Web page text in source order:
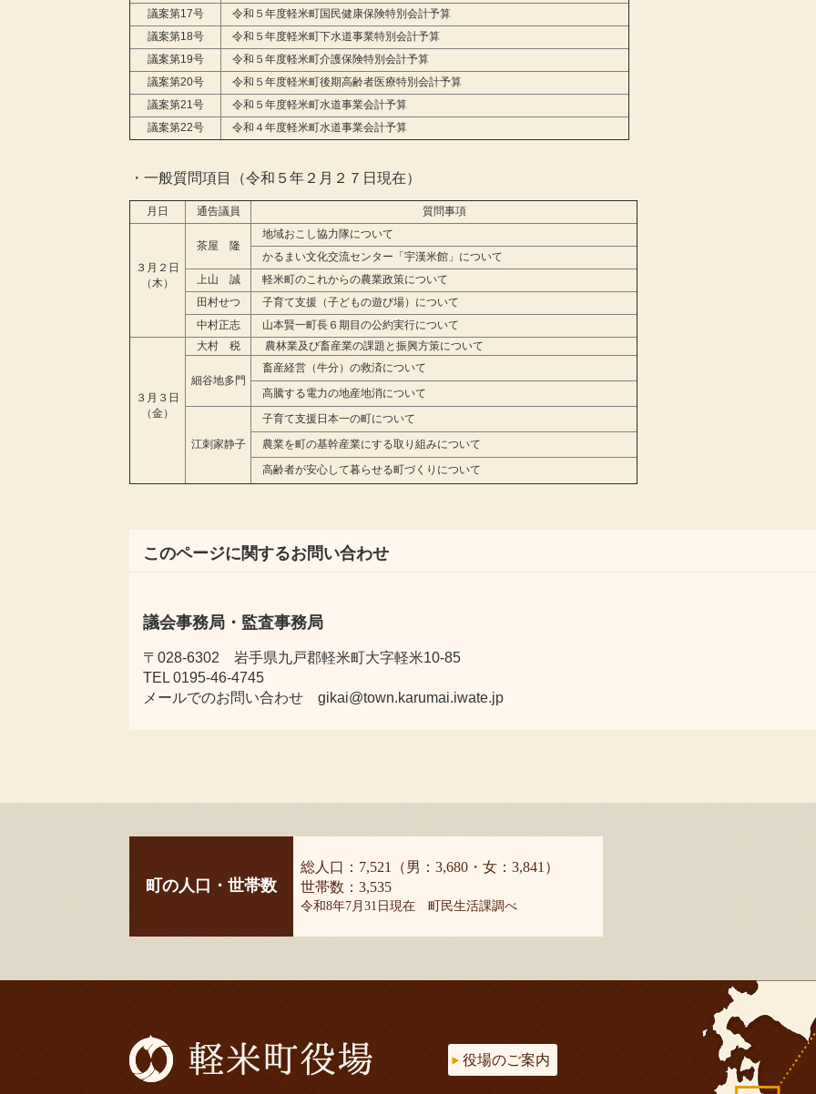
議案第17号
令和５年度軽米町国民健康保険特別会計予算
議案第18号
令和５年度軽米町下水道事業特別会計予算
議案第19号
令和５年度軽米町介護保険特別会計予算
議案第20号
令和５年度軽米町後期高齢者医療特別会計予算
議案第21号
令和５年度軽米町水道事業会計予算
議案第22号
令和４年度軽米町水道事業会計予算
・一般質問項目（令和５年２月２７日現在）
月日 通告議員 質問事項
３月２日
（木）
茶屋 隆
地域おこし協力隊について
かるまい文化交流センター「宇漢米館」について
上山 誠
軽米町のこれからの農業政策について
田村せつ
子育て支援（子どもの遊び場）について
中村正志
山本賢一町長６期目の公約実行について
３月３日
（金）
大村 税 農林業及び畜産業の課題と振興方策について
細谷地多門
畜産経営（牛分）の救済について
高騰する電力の地産地消について
江刺家静子
子育て支援日本一の町について
農業を町の基幹産業にする取り組みについて
高齢者が安心して暮らせる町づくりについて
このページに関するお問い合わせ
議会事務局・監査事務局
〒028-6302 岩手県九戸郡軽米町大字軽米10-85
TEL 0195-46-4745
メールでのお問い合わせ gikai@town.karumai.iwate.jp
町の人口・世帯数
総人口：7,521（男：3,680・女：3,841）
世帯数：3,535
令和8年7月31日現在 町民生活課調べ
役場のご案内